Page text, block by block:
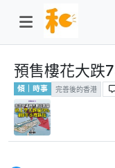
預售樓花大跌
傾｜時事 完善後的香港